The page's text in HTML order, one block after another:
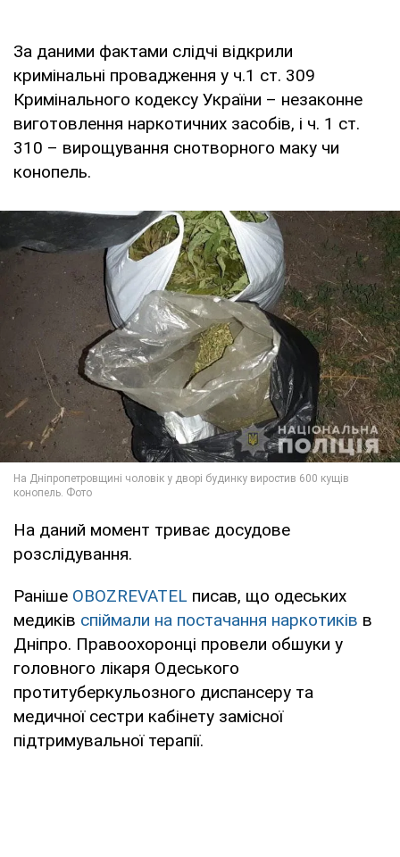
За даними фактами слідчі відкрили
кримінальні провадження у ч.1 ст. 309
Кримінального кодексу України – незаконне
виготовлення наркотичних засобів, і ч. 1 ст.
310 – вирощування снотворного маку чи
конопель.
На даний момент триває досудове
розслідування.
Раніше OBOZREVATEL писав, що одеських
медиків спіймали на постачання наркотиків в
Дніпро. Правоохоронці провели обшуки у
головного лікаря Одеського
протитуберкульозного диспансеру та
медичної сестри кабінету замісної
підтримувальної терапії.